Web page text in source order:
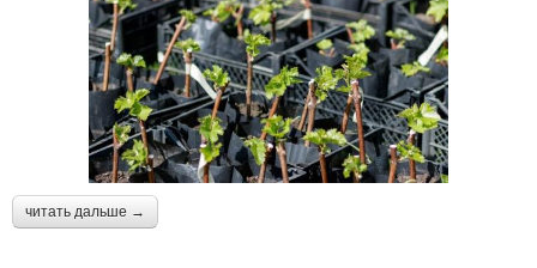
читать дальше →